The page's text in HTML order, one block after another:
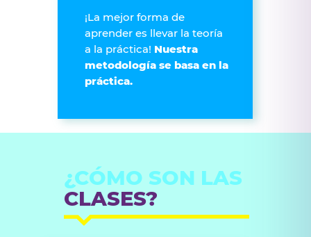
¡La mejor forma de
aprender es llevar la teoría
a la práctica! Nuestra
metodología se basa en la
práctica.
¿CÓMO SON LAS
CLASES?